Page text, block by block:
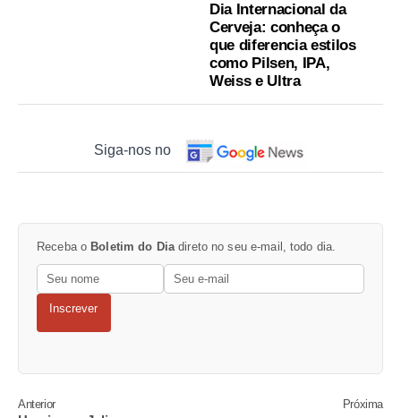
Dia Internacional da
Cerveja: conheça o
que diferencia estilos
como Pilsen, IPA,
Weiss e Ultra
Siga-nos no
Receba o Boletim do Diadireto no seu e-mail, todo dia.
Inscrever
Anterior Próxima